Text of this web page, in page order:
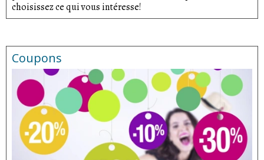
choisissez ce qui vous intéresse!
Coupons